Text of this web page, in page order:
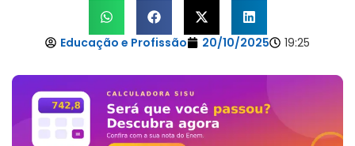
Educação e Profissão 20/10/2025 19:25